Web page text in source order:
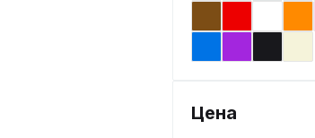
Цена